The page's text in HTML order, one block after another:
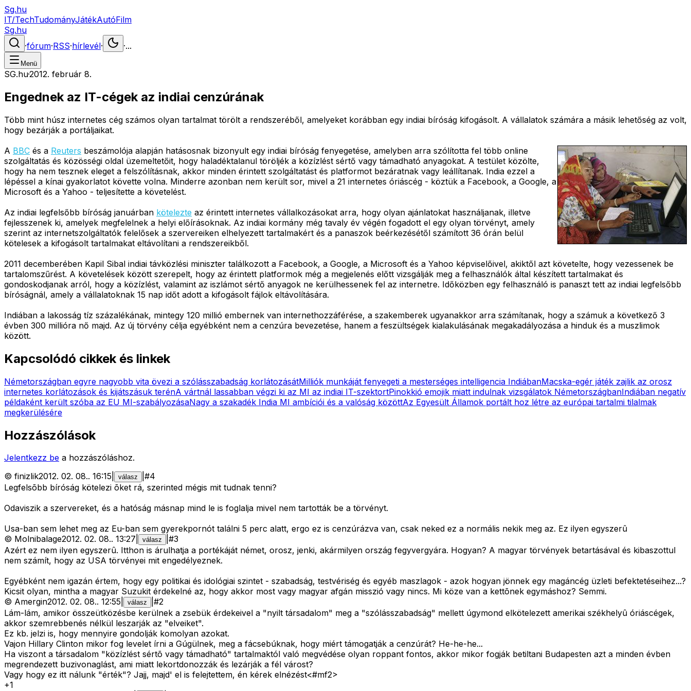
Sg.hu
IT/TechTudományJátékAutóFilm
Sg.hu
·fórum·RSS·hírlevél· ·...
Menü
SG.hu·2012. február 8.
Engednek az IT-cégek az indiai cenzúrának
Több mint húsz internetes cég számos olyan tartalmat törölt a rendszeréből, amelyeket korábban egy indiai bíróság kifogásolt. A vállalatok számára a másik lehetőség az volt,
hogy bezárják a portáljaikat.
A BBC és a Reuters beszámolója alapján hatásosnak bizonyult egy indiai bíróság fenyegetése, amelyben arra szólította fel több online
szolgáltatás és közösségi oldal üzemeltetőit, hogy haladéktalanul töröljék a közízlést sértő vagy támadható anyagokat. A testület közölte,
hogy ha nem tesznek eleget a felszólításnak, akkor minden érintett szolgáltatást és platformot bezáratnak vagy leállítanak. India ezzel a
lépéssel a kínai gyakorlatot követte volna. Minderre azonban nem került sor, mivel a 21 internetes óriáscég - köztük a Facebook, a Google, a
Microsoft és a Yahoo - teljesítette a követelést.
Az indiai legfelsőbb bíróság januárban kötelezte az érintett internetes vállalkozásokat arra, hogy olyan ajánlatokat használjanak, illetve
fejlesszenek ki, amelyek megfelelnek a helyi előírásoknak. Az indiai kormány még tavaly év végén fogadott el egy olyan törvényt, amely
szerint az internetszolgáltatók felelősek a szervereiken elhelyezett tartalmakért és a panaszok beérkezésétől számított 36 órán belül
kötelesek a kifogásolt tartalmakat eltávolítani a rendszereikből.
2011 decemberében Kapil Sibal indiai távközlési miniszter találkozott a Facebook, a Google, a Microsoft és a Yahoo képviselőivel, akiktől azt követelte, hogy vezessenek be
tartalomszűrést. A követelések között szerepelt, hogy az érintett platformok még a megjelenés előtt vizsgálják meg a felhasználók által készített tartalmakat és
gondoskodjanak arról, hogy a közízlést, valamint az iszlámot sértő anyagok ne kerülhessenek fel az internetre. Időközben egy felhasználó is panaszt tett az indiai legfelsőbb
bíróságnál, amely a vállalatoknak 15 nap időt adott a kifogásolt fájlok eltávolítására.
Indiában a lakosság tíz százalékának, mintegy 120 millió embernek van internethozzáférése, a szakemberek ugyanakkor arra számítanak, hogy a számuk a következő 3
évben 300 millióra nő majd. Az új törvény célja egyébként nem a cenzúra bevezetése, hanem a feszültségek kialakulásának megakadályozása a hinduk és a muszlimok
között.
Kapcsolódó cikkek és linkek
Németországban egyre nagyobb vita övezi a szólásszabadság korlátozásátMilliók munkáját fenyegeti a mesterséges intelligencia IndiábanMacska-egér játék zajlik az orosz
internetes korlátozások és kijátszásuk terénA vártnál lassabban végzi ki az MI az indiai IT-szektortPinokkió emojik miatt indulnak vizsgálatok NémetországbanIndiában negatív
példaként került szóba az EU MI-szabályozásaNagy a szakadék India MI ambíciói és a valóság közöttAz Egyesült Államok portált hoz létre az európai tartalmi tilalmak
megkerülésére
Hozzászólások
Jelentkezz be a hozzászóláshoz.
© finizlik2012. 02. 08.. 16:15 válasz #4
Legfelsõbb bíróság kötelezi õket rá, szerinted mégis mit tudnak tenni?
Odaviszik a szervereket, és a hatóság másnap mind le is foglalja mivel nem tartották be a törvényt.
Usa-ban sem lehet meg az Eu-ban sem gyerekpornót találni 5 perc alatt, ergo ez is cenzúrázva van, csak neked ez a normális nekik meg az. Ez ilyen egyszerû
© Molnibalage2012. 02. 08.. 13:27 válasz #3
Azért ez nem ilyen egyszerû. Itthon is árulhatja a portékáját német, orosz, jenki, akármilyen ország fegyvergyára. Hogyan? A magyar törvények betartásával és kibaszottul
nem számít, hogy az USA törvényei mit engedélyeznek.
Egyébként nem igazán értem, hogy egy politikai és idológiai szintet - szabadság, testvériség és egyéb maszlagok - azok hogyan jönnek egy magáncég üzleti befektetéseihez...?
Kicsit olyan, mintha a magyar Suzukit érdekelné az, hogy akkor most vagy magyar afgán misszió vagy nincs. Mi köze van a kettõnek egymáshoz? Semmi.
© Amergin2012. 02. 08.. 12:55 válasz #2
Lám-lám, amikor összeütközésbe kerülnek a zsebük érdekeivel a "nyilt társadalom" meg a "szólásszabadság" mellett úgymond elkötelezett amerikai székhelyû óriáscégek,
akkor szemrebbenés nélkül leszarják az "elveiket".
Ez kb. jelzi is, hogy mennyire gondolják komolyan azokat.
Vajon Hillary Clinton mikor fog levelet írni a Gúgülnek, meg a fácsebúknak, hogy miért támogatják a cenzúrát? He-he-he...
Ha viszont a társadalom "közízlést sértõ vagy támadható" tartalmaktól való megvédése olyan roppant fontos, akkor mikor fogják betiltani Budapesten azt a minden évben
megrendezett buzivonaglást, ami miatt lekortdonozzák és lezárják a fél várost?
Vagy hogy ez itt nálunk "érték"? Jajj, majd' el is felejtettem, én kérek elnézést<#mf2>
+1